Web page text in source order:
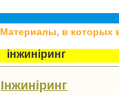
Материалы, в которых
інжиніринг
Інжиніринг